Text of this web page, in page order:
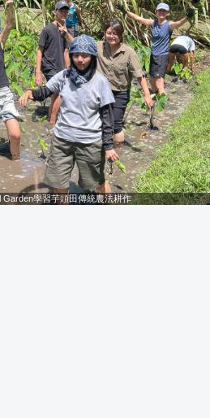
Garden學習芋頭田傳統農法耕作